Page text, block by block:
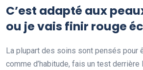
C’est adapté aux
ou je vais finir rouge
La plupart des soins sont pensés pour
comme d’habitude, fais un test derrière